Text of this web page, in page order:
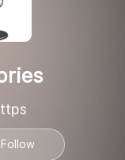
Follow